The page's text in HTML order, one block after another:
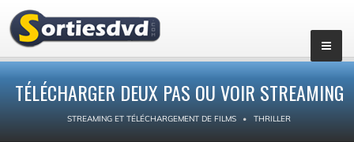
TÉLÉCHARGER DEUX PAS OU VOIR STREAMING
STREAMING ET TÉLÉCHARGEMENT DE FILMS THRILLER